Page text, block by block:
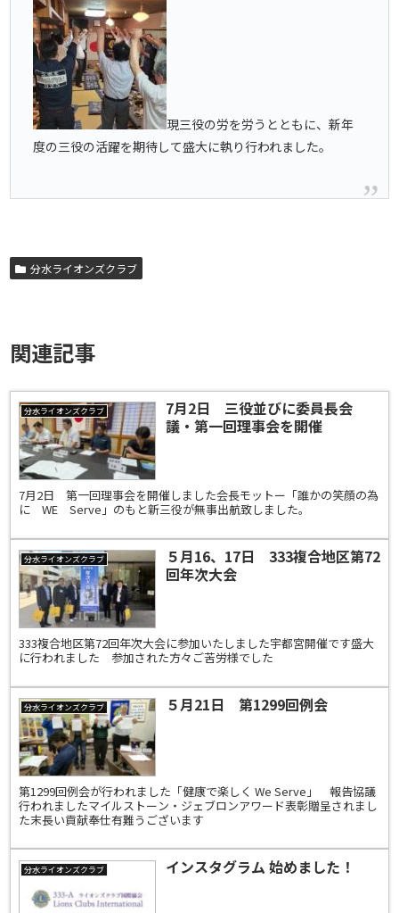
現三役の労を労うとともに、新年
度の三役の活躍を期待して盛大に執り行われました。
分水ライオンズクラブ
関連記事
分水ライオンズクラブ
7月2日 三役並びに委員長会
議・第一回理事会を開催
7月2日 第一回理事会を開催しました会長モットー「誰かの笑顔の為
に WE Serve」のもと新三役が無事出航致しました。
分水ライオンズクラブ
５月16、17日 333複合地区第72
回年次大会
333複合地区第72回年次大会に参加いたしました宇都宮開催です盛大
に行われました 参加された方々ご苦労様でした
分水ライオンズクラブ ５月21日 第1299回例会
第1299回例会が行われました「健康で楽しく We Serve」 報告協議
行われましたマイルストーン・ジェブロンアワード表彰贈呈されまし
た末長い貢献奉仕有難うございます
分水ライオンズクラブ インスタグラム 始めました！